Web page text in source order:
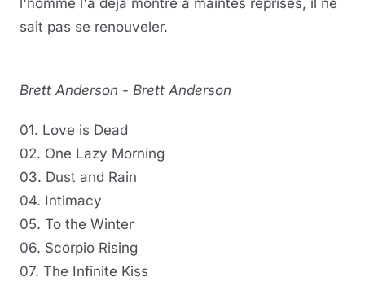
l'homme l'a déjà montré à maintes reprises, il ne
sait pas se renouveler.
Brett Anderson - Brett Anderson
01. Love is Dead
02. One Lazy Morning
03. Dust and Rain
04. Intimacy
05. To the Winter
06. Scorpio Rising
07. The Infinite Kiss